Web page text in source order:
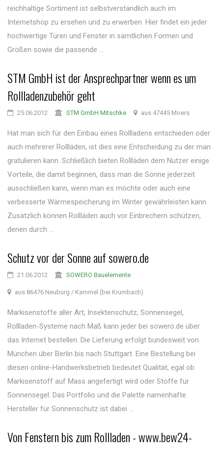
reichhaltige Sortiment ist selbstverständlich auch im
Internetshop zu ersehen und zu erwerben. Hier findet ein jeder
hochwertige Türen und Fenster in sämtlichen Formen und
Größen sowie die passende ...
STM GmbH ist der Ansprechpartner wenn es um
Rollladenzubehör geht
25.06.2012 STM GmbH Mitschke aus 47445 Moers
Hat man sich für den Einbau eines Rollladens entschieden oder
auch mehrerer Rollläden, ist dies eine Entscheidung zu der man
gratulieren kann. Schließlich bieten Rollläden dem Nutzer einige
Vorteile, die damit beginnen, dass man die Sonne jederzeit
ausschließen kann, wenn man es möchte oder auch eine
verbesserte Wärmespeicherung im Winter gewährleisten kann.
Zusätzlich können Rollläden auch vor Einbrechern schützen,
denen durch ...
Schutz vor der Sonne auf sowero.de
21.06.2012 SOWERO Bauelemente
aus 86476 Neuburg / Kammel (bei Krumbach)
Markisenstoffe aller Art, Insektenschutz, Sonnensegel,
Rollladen-Systeme nach Maß kann jeder bei sowero.de über
das Internet bestellen. Die Lieferung erfolgt bundesweit von
München über Berlin bis nach Stuttgart. Eine Bestellung bei
diesen online-Handwerksbetrieb bedeutet Qualität, egal ob
Markisenstoff auf Mass angefertigt wird oder Stoffe für
Sonnensegel. Das Portfolio und die Palette namenhafte
Hersteller für Sonnenschutz ist dabei ...
Von Fenstern bis zum Rollladen - www.bew24-